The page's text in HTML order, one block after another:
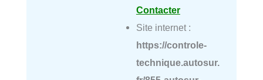
Contacter
Site internet :
https://controle-
technique.autosur.